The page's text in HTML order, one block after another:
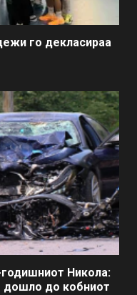
го декласираа
Никола:
дошло до кобниот